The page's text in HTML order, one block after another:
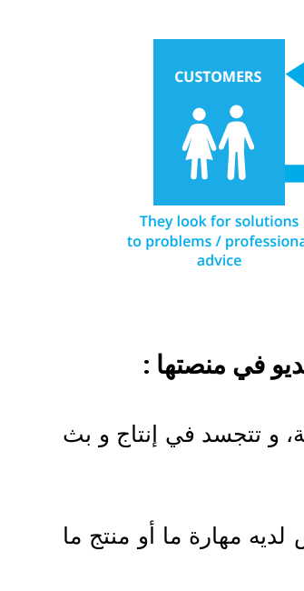
في منصتها :
و تتجسد في إنتاج و بث
مهارة ما أو منتج ما